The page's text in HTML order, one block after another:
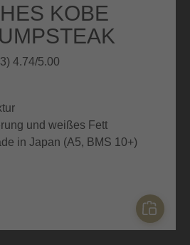
KOBE
von 4.7 von 5 Sternen
4.74/5.00
und weißes Fett
in Japan (A5, BMS 10+)